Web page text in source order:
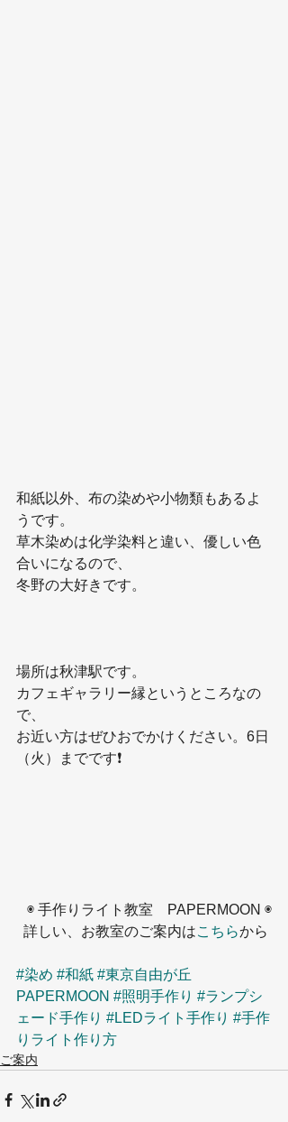
和紙以外、布の染めや小物類もあるよ
うです。
草木染めは化学染料と違い、優しい色
合いになるので、
冬野の大好きです。
場所は秋津駅です。
カフェギャラリー縁というところなの
で、
お近い方はぜひおでかけください。6日
（火）までです❗️
◉ 手作りライト教室　PAPERMOON ◉
詳しい、お教室のご案内はこちらから
#染め #和紙 #東京自由が丘
PAPERMOON #照明手作り #ランプシ
ェード手作り #LEDライト手作り #手作
りライト作り方
ご案内